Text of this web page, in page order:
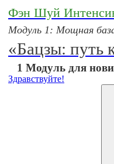
Фэн Шуй
Модуль 1: Мощная
«Бацзы: путь
1 Модуль для
Здравствуйте!